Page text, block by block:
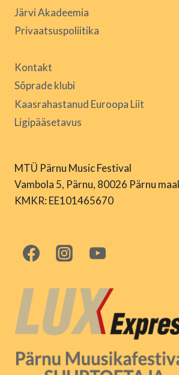
Järvi Akadeemia
Privaatsuspoliitika
Kontakt
Sõprade klubi
Kaasrahastanud Euroopa Liit
Ligipääsetavus
MTÜ Pärnu Music Festival
Vambola 5, Pärnu, 80026 Pärnu
KMKR: EE101465670